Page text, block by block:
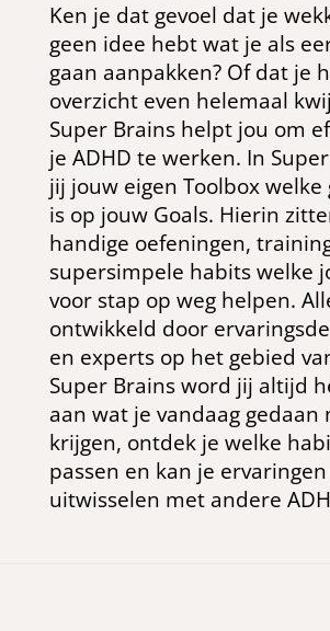
Ken je dat gevoel dat je
geen idee hebt wat je als
gaan aanpakken? Of dat je
overzicht even helemaal
Super Brains helpt jou om
je ADHD te werken. In
jij jouw eigen Toolbox welke
is op jouw Goals. Hierin
handige oefeningen,
supersimpele habits welke
voor stap op weg helpen.
ontwikkeld door
en experts op het gebied
Super Brains word jij altijd
aan wat je vandaag gedaan
krijgen, ontdek je welke
passen en kan je ervaringen
uitwisselen met andere